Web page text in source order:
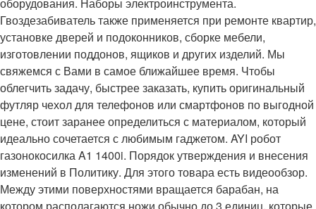
Гвоздезабиватель также применяется при ремонте квартир,
установке дверей и подоконников, сборке мебели,
изготовлении поддонов, ящиков и других изделий. Мы
свяжемся с Вами в самое ближайшее время. Чтобы
облегчить задачу, быстрее заказать, купить оригинальный
футляр чехол для телефонов или смартфонов по выгодной
цене, стоит заранее определиться с материалом, который
идеально сочетается с любимым гаджетом. AYI робот
газонокосилка A1 1400i. Порядок утверждения и внесения
изменений в Политику. Для этого товара есть видеообзор.
Между этими поверхностями вращается барабан, на
котором располагаются ножи обычно до 3 единиц, которые